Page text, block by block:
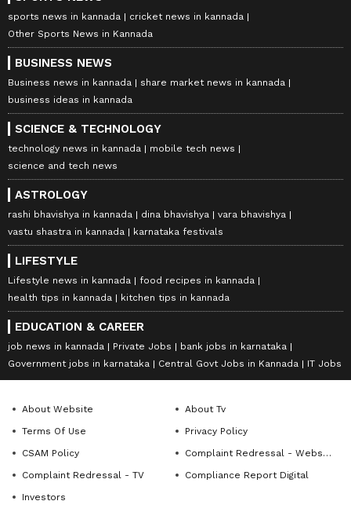
sports news in kannada
cricket news in kannada
Other Sports News in Kannada
BUSINESS NEWS
Business news in kannada
share market news in kannada
business ideas in kannada
SCIENCE & TECHNOLOGY
technology news in kannada
mobile tech news
science and tech news
ASTROLOGY
rashi bhavishya in kannada dina bhavishya
vara bhavishya
vastu shastra in kannada
karnataka festivals
LIFESTYLE
Lifestyle news in kannada
food recipes in kannada
health tips in kannada
kitchen tips in kannada
EDUCATION & CAREER
job news in kannada Private Jobs
bank jobs in karnataka
Government jobs in karnataka
Central Govt Jobs in Kannada IT Jobs
About Website
About Tv
Terms Of Use
Privacy Policy
CSAM Policy
Complaint Redressal - Website
Complaint Redressal - TV
Compliance Report Digital
Investors